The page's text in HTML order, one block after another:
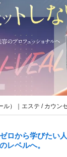
） ｜ エステ / カウン
ロから学びたい
レベルへ。